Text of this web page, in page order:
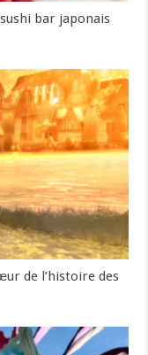
bar japonais
de l’histoire des